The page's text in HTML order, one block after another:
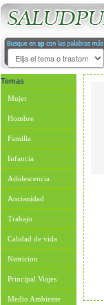
Temas
Mujer
Hombre
Familia
Infancia
Adolescencia
Ancianidad
Trabajo
Calidad de vida
Nutricion
Principal Viajes
Medio Ambiente